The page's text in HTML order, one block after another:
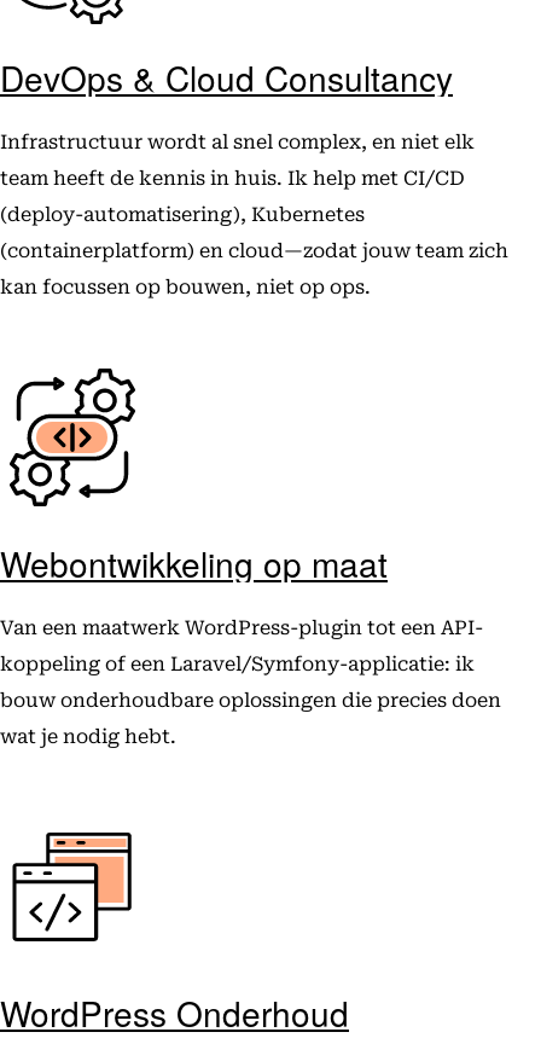
DevOps & Cloud Consultancy
Infrastructuur wordt al snel complex, en niet elk
team heeft de kennis in huis. Ik help met CI/CD
(deploy-automatisering), Kubernetes
(containerplatform) en cloud—zodat jouw team zich
kan focussen op bouwen, niet op ops.
Webontwikkeling op maat
Van een maatwerk WordPress-plugin tot een API-
koppeling of een Laravel/Symfony-applicatie: ik
bouw onderhoudbare oplossingen die precies doen
wat je nodig hebt.
WordPress Onderhoud